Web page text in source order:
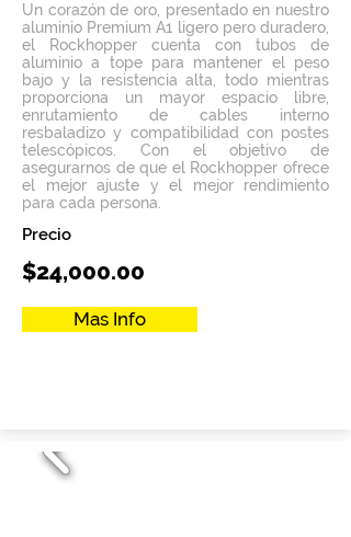
Un corazón de oro, presentado en nuestro
aluminio Premium A1 ligero pero duradero,
el Rockhopper cuenta con tubos de
aluminio a tope para mantener el peso
bajo y la resistencia alta, todo mientras
proporciona un mayor espacio libre,
enrutamiento de cables interno
resbaladizo y compatibilidad con postes
telescópicos. Con el objetivo de
asegurarnos de que el Rockhopper ofrece
el mejor ajuste y el mejor rendimiento
para cada persona.
Precio
$24,000.00
Mas Info